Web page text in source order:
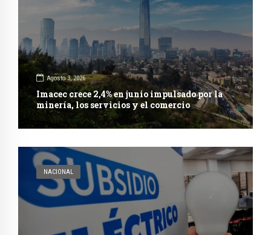
Agosto 3, 2026
Imacec crece 2,4% en junio impulsado por la
minería, los servicios y el comercio
NACIONAL